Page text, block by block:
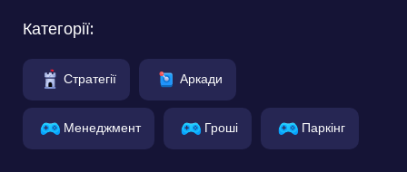
Категорії:
Стратегії Аркади
Менеджмент Гроші Паркінг